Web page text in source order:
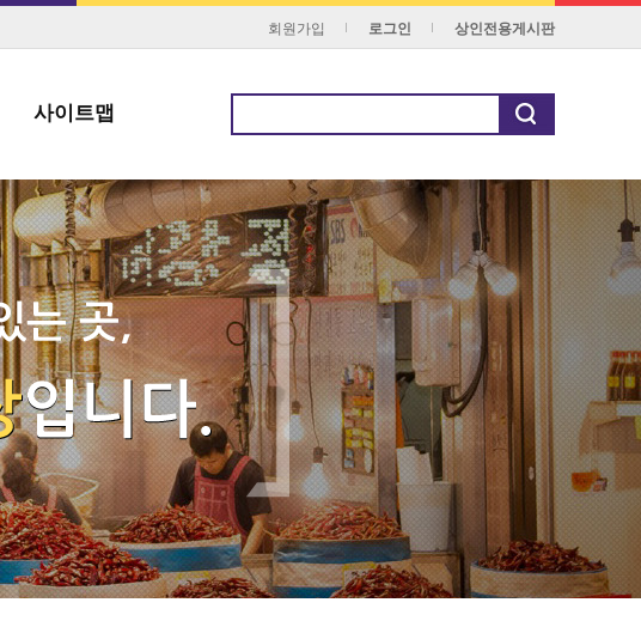
회원가입 로그인 상인전용게시판
사이트맵